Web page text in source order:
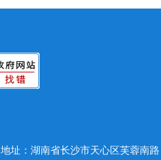
地址：湖南省长沙市天心区芙蓉南路